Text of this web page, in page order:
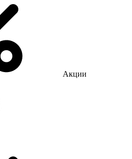
Акции